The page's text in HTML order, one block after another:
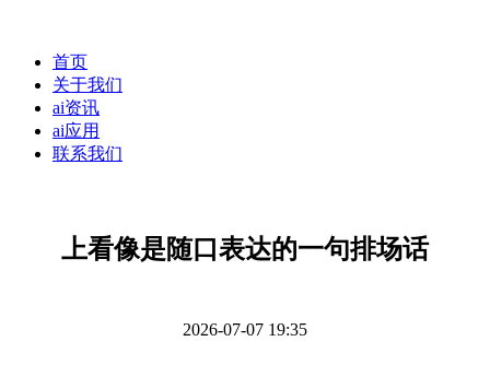
首页
关于我们
ai资讯
ai应用
联系我们
上看像是随口表达的一句排场话
2026-07-07 19:35